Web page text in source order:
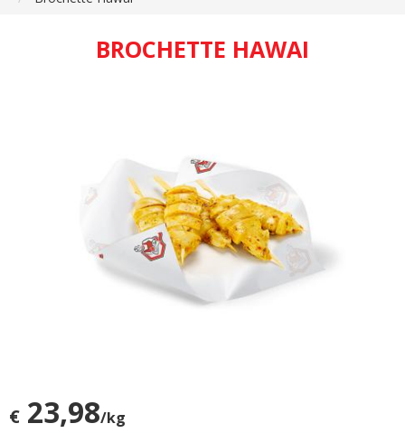
BROCHETTE HAWAI
€ 23,98/kg